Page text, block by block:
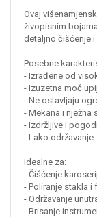
Ovaj
živopisnim
detaljno čišćenje
Posebne
- Izrađene od
- Izuzetna moć
- Ne ostavljaju
- Mekana i nježna
- Izdržljive i
- Lako održavanje
Idealne za:
- Čišćenje
- Poliranje stakla i
- Održavanje
- Brisanje